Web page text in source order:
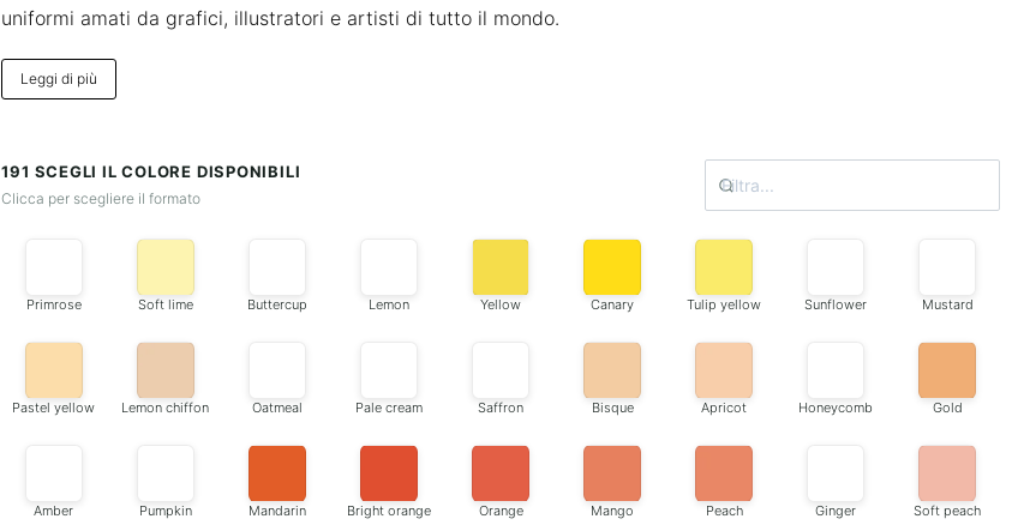
uniformi amati da grafici, illustratori e artisti di tutto il mondo.
Leggi di più
191 SCEGLI IL COLORE DISPONIBILI
Clicca per scegliere il formato
Primrose Soft lime Buttercup Lemon Yellow Canary Tulip yellow Sunflower Mustard
Pastel yellow Lemon chiffon Oatmeal Pale cream Saffron Bisque Apricot Honeycomb Gold
Amber Pumpkin Mandarin Bright orange Orange Mango Peach Ginger Soft peach